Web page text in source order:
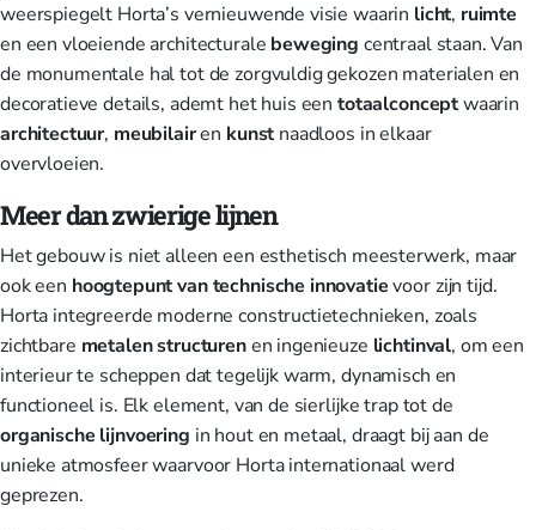
weerspiegelt Horta’s vernieuwende visie waarin licht, ruimte
en een vloeiende architecturale beweging centraal staan. Van
de monumentale hal tot de zorgvuldig gekozen materialen en
decoratieve details, ademt het huis eentotaalconceptwaarin
architectuur, meubilairen kunstnaadloos in elkaar
overvloeien.
Meer dan zwierige lijnen
Het gebouw is niet alleen een esthetisch meesterwerk, maar
ook een hoogtepunt van technische innovatievoor zijn tijd.
Horta integreerde moderne constructietechnieken, zoals
zichtbare metalen structurenen ingenieuze lichtinval, om een
interieur te scheppen dat tegelijk warm, dynamisch en
functioneel is. Elk element, van de sierlijke trap tot de
organische lijnvoering in hout en metaal, draagt bij aan de
unieke atmosfeer waarvoor Horta internationaal werd
geprezen.